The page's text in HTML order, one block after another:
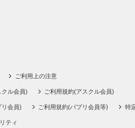
ご利用上の注意
クル会員) ご利用規約(アスクル会員)
リ会員) ご利用規約(パプリ会員等) 特
ティ